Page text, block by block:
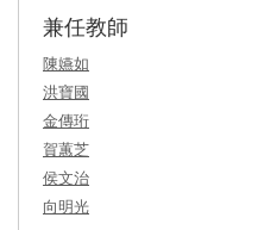
兼任教師
陳嬿如
洪寶國
金傳珩
賀蕙芝
侯文治
向明光